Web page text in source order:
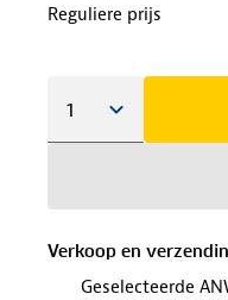
Reguliere prijs
Verkoop en
Geselecteerde